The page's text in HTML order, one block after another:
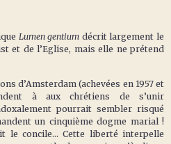
Lumen gentium décrit largement le
et de l’Eglise, mais elle ne prétend
(achevées en 1957 et
à aux chrétiens de s’unir
pourrait sembler risqué
un cinquième dogme marial !
le concile… Cette liberté interpelle